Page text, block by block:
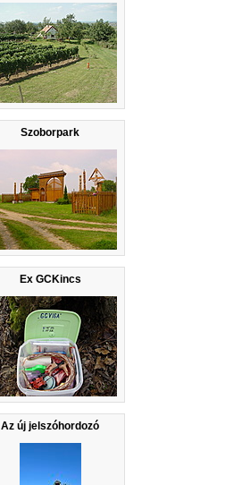
Szoborpark
Ex GCKincs
Az új jelszóhordozó